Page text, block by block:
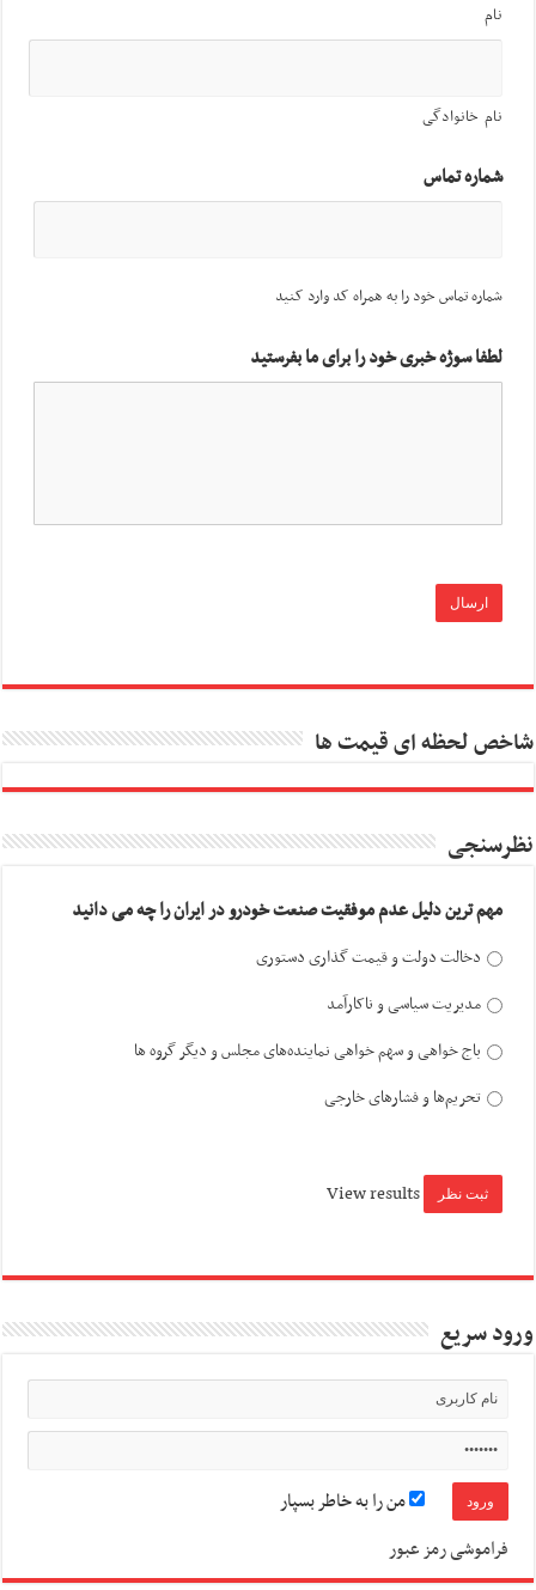
نام
نام خانوادگی
شماره تماس
شماره تماس خود را به همراه کد وارد کنید
لطفا سوژه خبری خود را برای ما بفرستید
شاخص لحظه ای قیمت ها
نظرسنجی
مهم ترین دلیل عدم موفقیت صنعت خودرو در ایران را چه می دانید
دخالت دولت و قیمت گذاری دستوری
مدیریت سیاسی و ناکارآمد
باج خواهی و سهم خواهی نماینده‌های مجلس و دیگر گروه ها
تحریم‌ها و فشارهای خارجی
View results
ورود سریع
من را به خاطر بسپار
فراموشی رمز عبور